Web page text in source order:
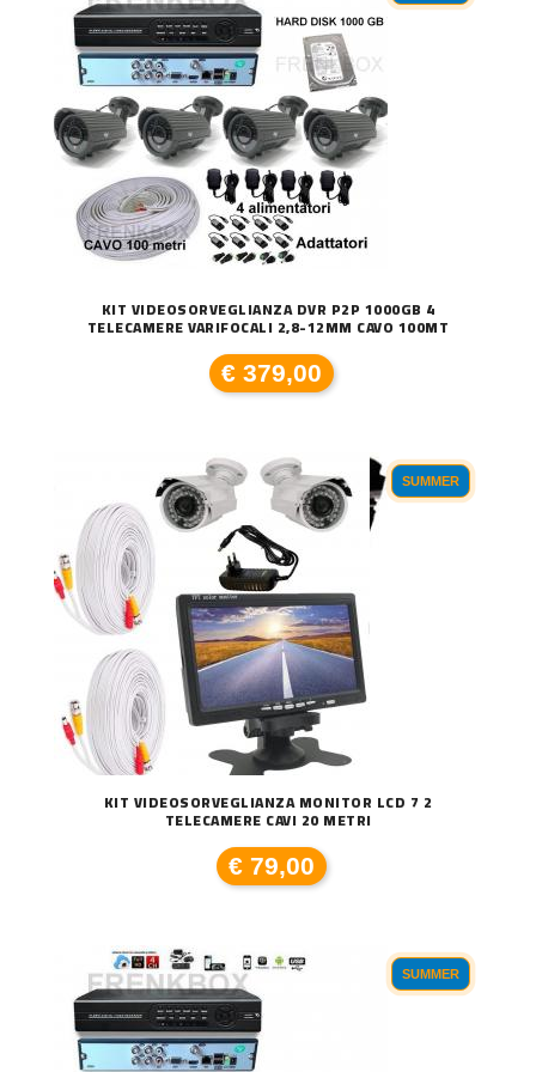
KIT VIDEOSORVEGLIANZA DVR P2P 1000GB 4
TELECAMERE VARIFOCALI 2,8-12MM CAVO 100MT
€ 379,00
SUMMER
KIT VIDEOSORVEGLIANZA MONITOR LCD 7 2
TELECAMERE CAVI 20 METRI
€ 79,00
SUMMER